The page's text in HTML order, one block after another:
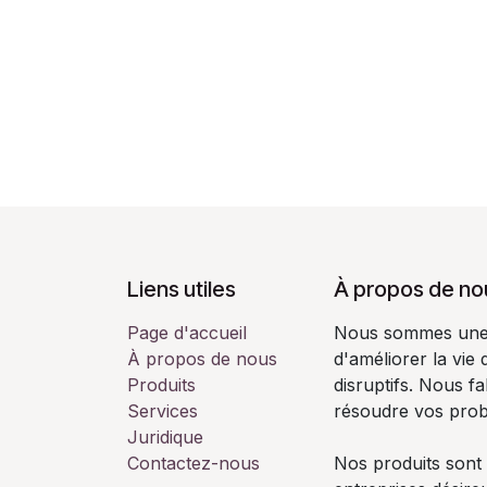
Liens utiles
Page d'accueil
À propos de nous
Produits
Services
Juridique
Contactez-nous
À propos de
Nous sommes
d'améliorer la vie
disruptifs. Nous
résoudre vos
Nos produits